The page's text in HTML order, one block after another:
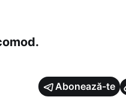
Abonează-te